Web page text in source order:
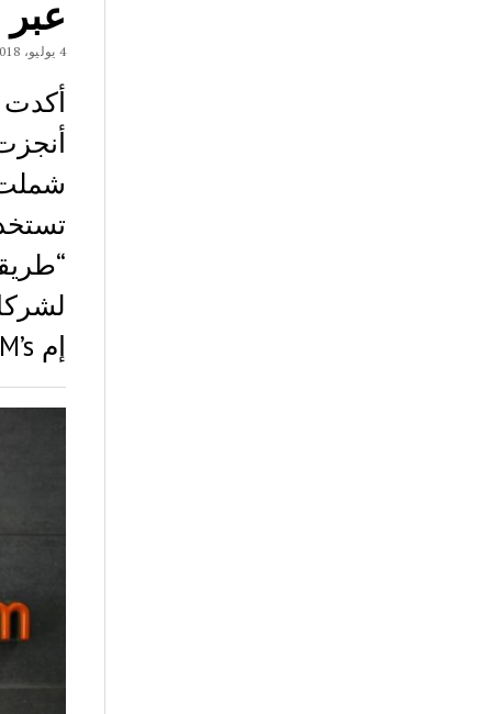
4 يوليو، 2018
إم IBM’s ، المدعومة…